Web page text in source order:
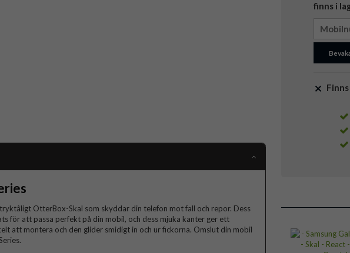
finns i
OtterBox-Skal som skyddar din telefon mot fall och repor. Dess
för att passa perfekt på din mobil, och dess mjuka kanter ger ett
att montera och den glider smidigt in och ur fickorna. Omslut din mobil